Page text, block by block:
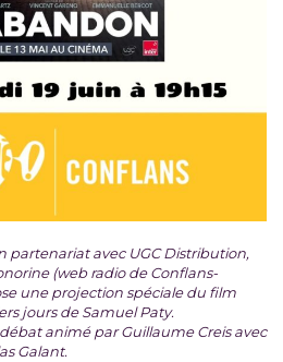
partenariat avec UGC Distribution,
(web radio de Conflans-
une projection spéciale du film
jours de Samuel Paty.
animé par Guillaume Creis avec
Galant.